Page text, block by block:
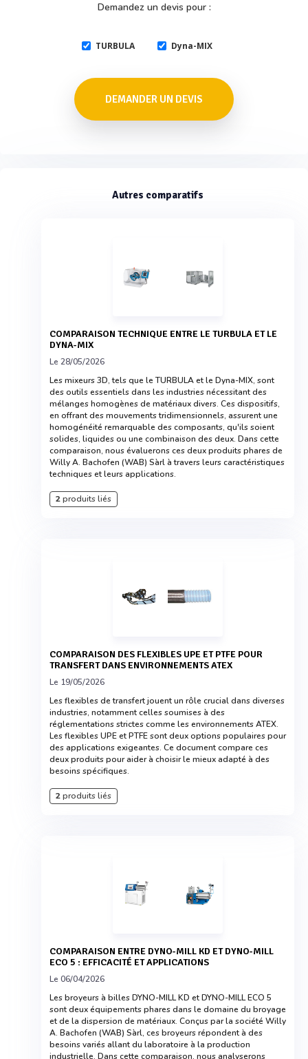
Demandez un devis pour :
TURBULA Dyna-MIX
DEMANDER UN DEVIS
Autres comparatifs
COMPARAISON TECHNIQUE ENTRE LE TURBULA ET LE
DYNA-MIX
Le 28/05/2026
Les mixeurs 3D, tels que le TURBULA et le Dyna-MIX, sont
des outils essentiels dans les industries nécessitant des
mélanges homogènes de matériaux divers. Ces dispositifs,
en offrant des mouvements tridimensionnels, assurent une
homogénéité remarquable des composants, qu'ils soient
solides, liquides ou une combinaison des deux. Dans cette
comparaison, nous évaluerons ces deux produits phares de
Willy A. Bachofen (WAB) Sàrl à travers leurs caractéristiques
techniques et leurs applications.
2produits liés
COMPARAISON DES FLEXIBLES UPE ET PTFE POUR
TRANSFERT DANS ENVIRONNEMENTS ATEX
Le 19/05/2026
Les flexibles de transfert jouent un rôle crucial dans diverses
industries, notamment celles soumises à des
réglementations strictes comme les environnements ATEX.
Les flexibles UPE et PTFE sont deux options populaires pour
des applications exigeantes. Ce document compare ces
deux produits pour aider à choisir le mieux adapté à des
besoins spécifiques.
2produits liés
COMPARAISON ENTRE DYNO-MILL KD ET DYNO-MILL
ECO 5 : EFFICACITÉ ET APPLICATIONS
Le 06/04/2026
Les broyeurs à billes DYNO-MILL KD et DYNO-MILL ECO 5
sont deux équipements phares dans le domaine du broyage
et de la dispersion de matériaux. Conçus par la société Willy
A. Bachofen (WAB) Sàrl, ces broyeurs répondent à des
besoins variés allant du laboratoire à la production
industrielle. Dans cette comparaison, nous analyserons